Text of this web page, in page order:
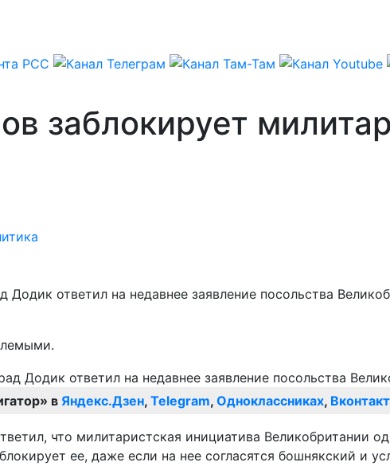
заблокирует
ответил на недавнее заявление посольства
в Яндекс.Дзен, Telegram, Одноклассниках,
что милитаристская инициатива Великобритании
ее, даже если на нее согласятся бошнякский и